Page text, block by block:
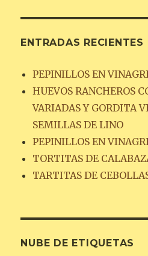
ENTRADAS RECIENTES
PEPINILLOS EN
HUEVOS RANCHEROS
VARIADAS Y GORDITA
SEMILLAS DE LINO
PEPINILLOS EN
TORTITAS DE
TARTITAS DE
NUBE DE ETIQUETAS